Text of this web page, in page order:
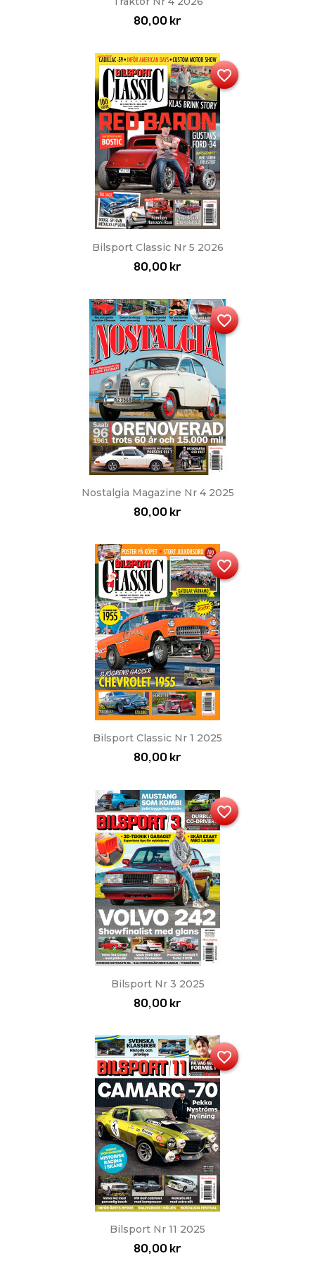
80,00 kr
Bilsport Classic Nr 5 2026
80,00 kr
favorite_border
Nostalgia Magazine Nr 4 2025
80,00 kr
favorite_border
Bilsport Classic Nr 1 2025
80,00 kr
favorite_border
Bilsport Nr 3 2025
80,00 kr
favorite_border
Bilsport Nr 11 2025
80,00 kr
favorite_border